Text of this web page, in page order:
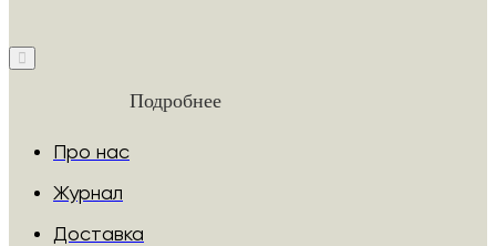
Подробнее
Про нас
Журнал
Доставка